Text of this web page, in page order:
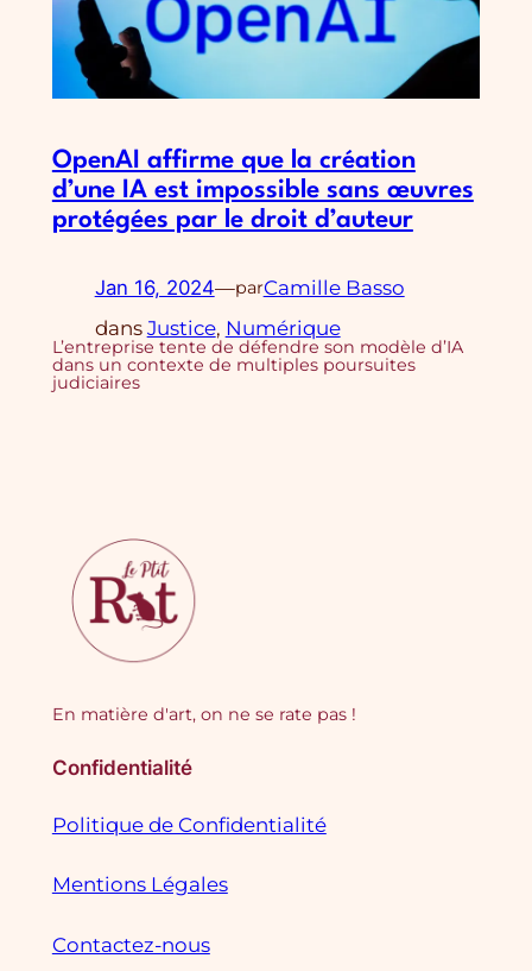
OpenAI affirme que la création
d’une IA est impossible sans œuvres
protégées par le droit d’auteur
Jan 16, 2024—parCamille Basso
dans Justice, Numérique
L’entreprise tente de défendre son modèle d’IA
dans un contexte de multiples poursuites
judiciaires
En matière d'art, on ne se rate pas !
Confidentialité
Politique de Confidentialité
Mentions Légales
Contactez-nous